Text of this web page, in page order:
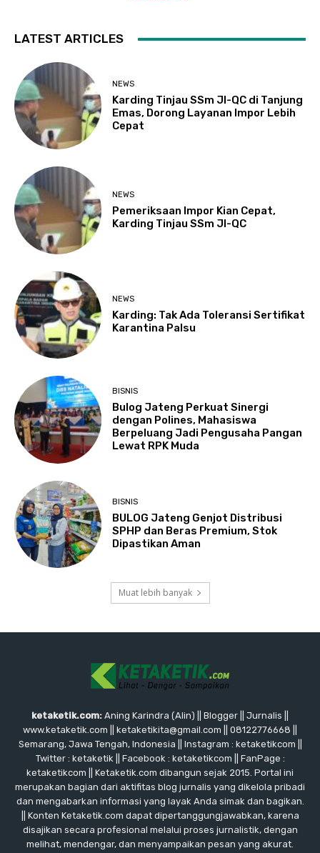
LATEST ARTICLES
NEWS
Karding Tinjau SSm JI-QC di Tanjung
Emas, Dorong Layanan Impor Lebih
Cepat
NEWS
Pemeriksaan Impor Kian Cepat,
Karding Tinjau SSm JI-QC
NEWS
Karding: Tak Ada Toleransi Sertifikat
Karantina Palsu
BISNIS
Bulog Jateng Perkuat Sinergi
dengan Polines, Mahasiswa
Berpeluang Jadi Pengusaha Pangan
Lewat RPK Muda
BISNIS
BULOG Jateng Genjot Distribusi
SPHP dan Beras Premium, Stok
Dipastikan Aman
Muat lebih banyak
ketaketik.com: Aning Karindra (Alin) || Blogger || Jurnalis ||
www.ketaketik.com || ketaketikita@gmail.com || 08122776668 ||
Semarang, Jawa Tengah, Indonesia || Instagram : ketaketikcom ||
Twitter : ketaketik || Facebook : ketaketikcom || FanPage :
ketaketikcom || Ketaketik.com dibangun sejak 2015. Portal ini
merupakan bagian dari aktifitas blog jurnalis yang dikelola pribadi
dan mengabarkan informasi yang layak Anda simak dan bagikan.
|| Konten Ketaketik.com dapat dipertanggungjawabkan, karena
disajikan secara profesional melalui proses jurnalistik, dengan
melihat, mendengar, dan menyampaikan pesan yang akurat.